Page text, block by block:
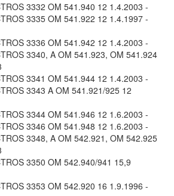
3332 OM 541.940 12 1.4.2003 -
3335 OM 541.922 12 1.4.1997 -
3336 OM 541.942 12 1.4.2003 -
3340, A OM 541.923, OM 541.924
3341 OM 541.944 12 1.4.2003 -
3343 A OM 541.921/925 12
3344 OM 541.946 12 1.6.2003 -
3346 OM 541.948 12 1.6.2003 -
3348, A OM 542.921, OM 542.925
3350 OM 542.940/941 15,9
3353 OM 542.920 16 1.9.1996 -